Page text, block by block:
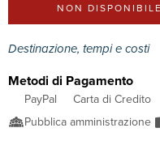
NON DISPONIBILE
Destinazione, tempi e costi
Metodi di Pagamento
PayPal Carta di Credito
Pubblica amministrazione